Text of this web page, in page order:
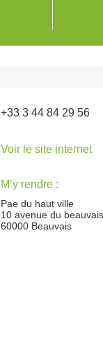
+33 3 44 84 29 56
Voir le site internet
M’y rendre :
Pae du haut ville
10 avenue du
60000 Beauvais